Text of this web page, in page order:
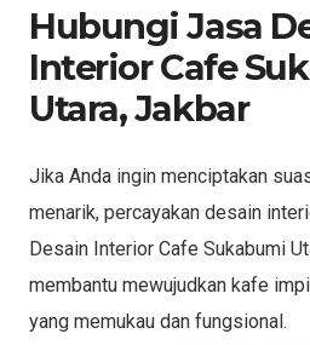
Hubungi Jasa
Interior Cafe
Utara, Jakbar
Jika Anda ingin menciptakan
menarik, percayakan desain
Desain Interior Cafe Sukabumi
membantu mewujudkan kafe
yang memukau dan fungsional.